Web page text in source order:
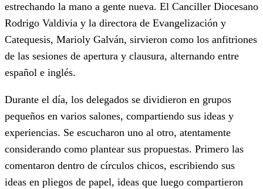
estrechando la mano a gente nueva. El Canciller Diocesano
Rodrigo Valdivia y la directora de Evangelización y
Catequesis, Marioly Galván, sirvieron como los anfitriones
de las sesiones de apertura y clausura, alternando entre
español e inglés.
Durante el día, los delegados se dividieron en grupos
pequeños en varios salones, compartiendo sus ideas y
experiencias. Se escucharon uno al otro, atentamente
considerando como plantear sus propuestas. Primero las
comentaron dentro de círculos chicos, escribiendo sus
ideas en pliegos de papel, ideas que luego compartieron